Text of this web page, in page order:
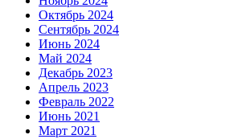
Октябрь 2024
Сентябрь 2024
Июнь 2024
Май 2024
Декабрь 2023
Апрель 2023
Февраль 2022
Июнь 2021
Март 2021